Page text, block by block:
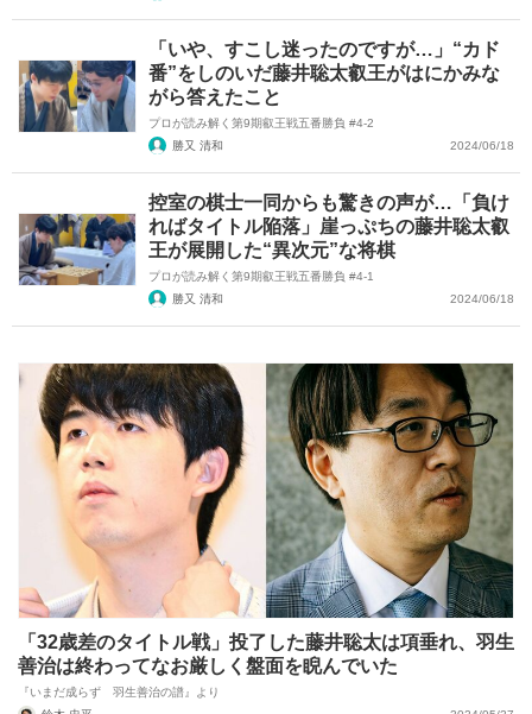
「いや、すこし迷ったのですが…」“カド
番”をしのいだ藤井聡太叡王がはにかみな
がら答えたこと
プロが読み解く第9期叡王戦五番勝負 #4-2
勝又 清和
2024/06/18
控室の棋士一同からも驚きの声が…「負け
ればタイトル陥落」崖っぷちの藤井聡太叡
王が展開した“異次元”な将棋
プロが読み解く第9期叡王戦五番勝負 #4-1
勝又 清和
2024/06/18
「32歳差のタイトル戦」投了した藤井聡太は項垂れ、羽生
善治は終わってなお厳しく盤面を睨んでいた
『いまだ成らず 羽生善治の譜』より